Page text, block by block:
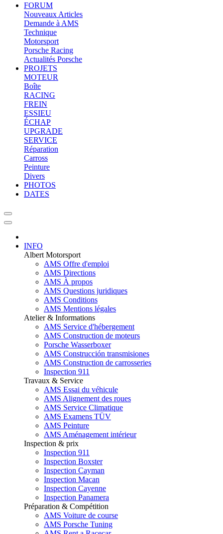
FORUM
Nouveaux Articles
Demande à AMS
Technique
Motorsport
Porsche Racing
Actualités Porsche
PROJETS
MOTEUR
Boîte
RACING
FREIN
ESSIEU
ÉCHAP
UPGRADE
SERVICE
Réparation
Carross
Peinture
Divers
PHOTOS
DATES
INFO
Albert Motorsport
AMS Offre d'emploi
AMS Directions
AMS À propos
AMS Questions juridiques
AMS Conditions
AMS Mentions légales
Atelier & Informations
AMS Service d'hébergement
AMS Construction de moteurs
Porsche Wasserboxer
AMS Construcción transmisiones
AMS Construction de carrosseries
Inspection 911
Travaux & Service
AMS Essai du véhicule
AMS Alignement des roues
AMS Service Climatique
AMS Examens TÜV
AMS Peinture
AMS Aménagement intérieur
Inspection & prix
Inspection 911
Inspection Boxster
Inspection Cayman
Inspection Macan
Inspection Cayenne
Inspection Panamera
Préparation & Compétition
AMS Voiture de course
AMS Porsche Tuning